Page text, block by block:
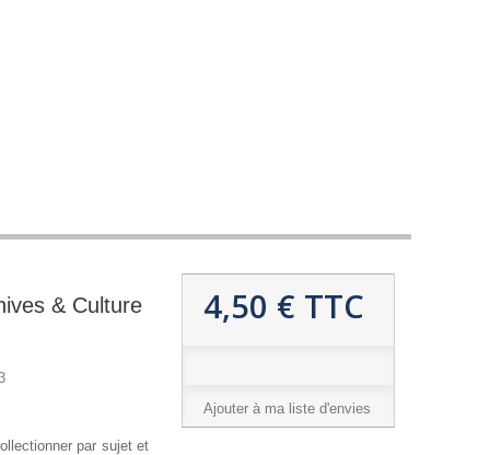
& Culture
par sujet et
4,50 € TTC
Ajouter à ma liste d'envies